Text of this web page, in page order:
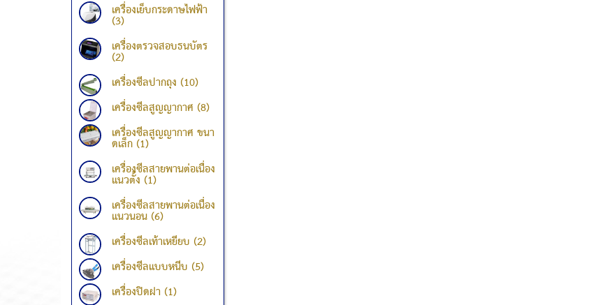
เครื่องเย็บกระดาษไฟฟ้า
(3)
เครื่องตรวจสอบธนบัตร
(2)
เครื่องซีลปากถุง (10)
เครื่องซีลสูญญากาศ (8)
เครื่องซีลสูญญากาศ ขนา
ดเล็ก (1)
เครื่องซีลสายพานต่อเนื่อง
แนวตั้ง (1)
เครื่องซีลสายพานต่อเนื่อง
แนวนอน (6)
เครื่องซีลเท้าเหยียบ (2)
เครื่องซีลแบบหนีบ (5)
เครื่องปิดฝา (1)